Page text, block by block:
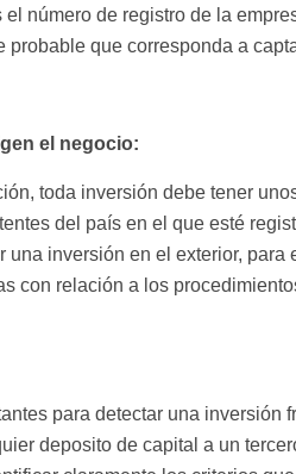
número de registro de la
que corresponda a
el negocio:
toda inversión debe tener
del país en el que esté
inversión en el exterior, para
con relación a los
para detectar una inversión
deposito de capital a un